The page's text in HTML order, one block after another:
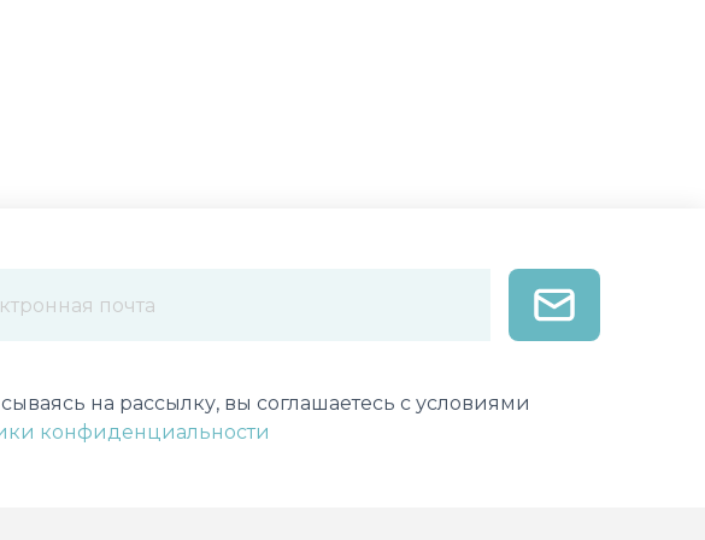
на рассылку, вы соглашаетесь с условиями
конфиденциальности